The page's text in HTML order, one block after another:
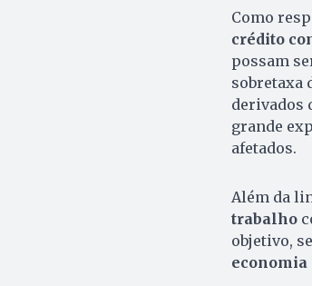
Como
crédito
possam
sobretaxa
derivados
grande
afetados.
Além da
trabalho
objetivo,
economia